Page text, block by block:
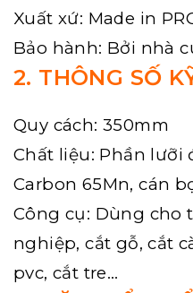
Xuất xứ: Made in
Bảo hành: Bởi nhà
2. THÔNG SỐ
Quy cách: 350mm
Chất liệu: Phần lưỡi
Carbon 65Mn, cán
Công cụ: Dùng cho
nghiệp, cắt gỗ, cắt
pvc, cắt tre…